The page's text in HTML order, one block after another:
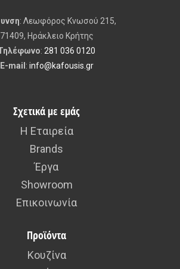
Κάθισμα Και Κάλυμμα Λεκάνης
€90.00
42.00